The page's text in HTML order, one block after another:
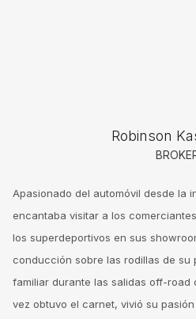
Robinson
Apasionado del automóvil desde la
encantaba visitar a los
los superdeportivos en sus
conducción sobre las rodillas de su
familiar durante las salidas off-road
vez obtuvo el carnet, vivió su